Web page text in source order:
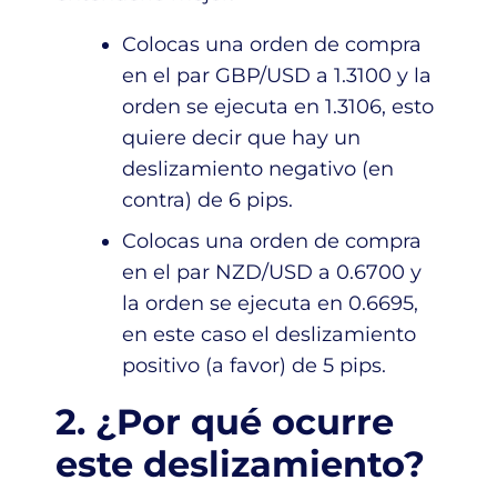
Colocas una orden de compra
en el par GBP/USD a 1.3100 y la
orden se ejecuta en 1.3106, esto
quiere decir que hay un
deslizamiento negativo (en
contra) de 6 pips.
Colocas una orden de compra
en el par NZD/USD a 0.6700 y
la orden se ejecuta en 0.6695,
en este caso el deslizamiento
positivo (a favor) de 5 pips.
2. ¿Por qué ocurre
este deslizamiento?